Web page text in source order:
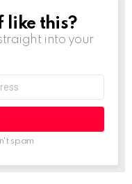
like this?
into your
spam